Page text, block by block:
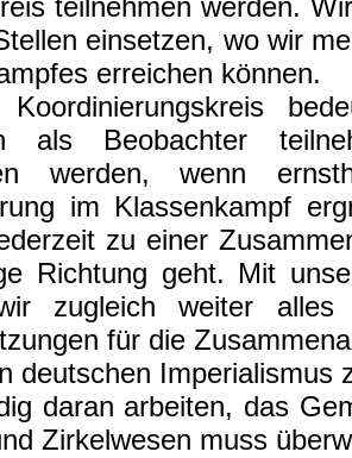
teilnehmen werden.
einsetzen, wo wir
erreichen können.
als Beobachter
werden, wenn
im Klassenkampf
zu einer
Richtung geht. Mit
zugleich weiter
für die
deutschen Imperialismus
daran arbeiten, das
Zirkelwesen muss